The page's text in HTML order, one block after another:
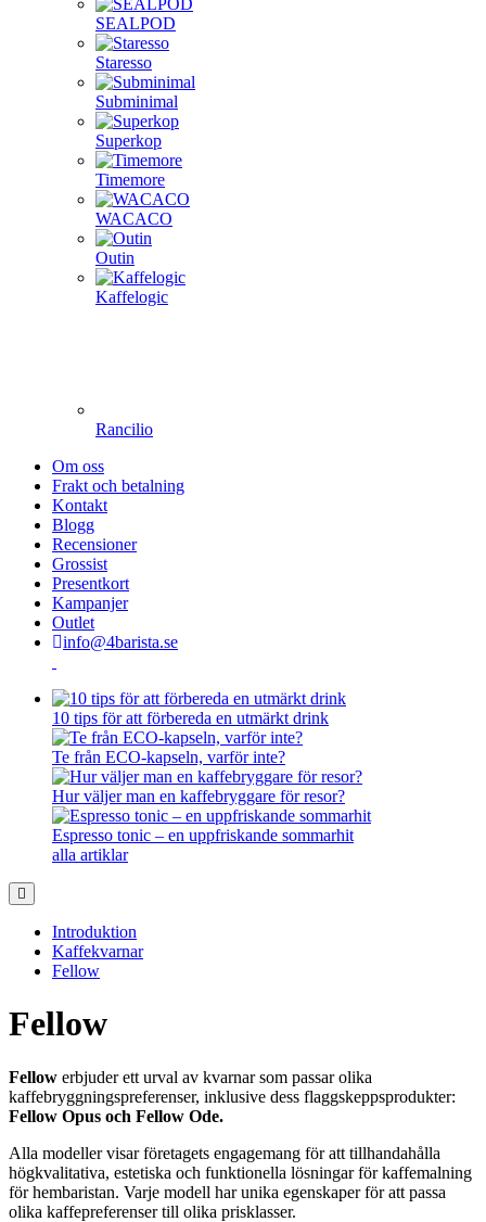
SEALPOD
Staresso
Subminimal
Superkop
Timemore
WACACO
Outin
Kaffelogic
Rancilio
Om oss
Frakt och betalning
Kontakt
Blogg
Recensioner
Grossist
Presentkort
Kampanjer
Outlet
info@4barista.se
10 tips för att förbereda en utmärkt drink
Te från ECO-kapseln, varför inte?
Hur väljer man en kaffebryggare för resor?
Espresso tonic – en uppfriskande sommarhit
alla artiklar
Introduktion
Kaffekvarnar
Fellow
Fellow
Fellow erbjuder ett urval av kvarnar som passar olika
kaffebryggningspreferenser, inklusive dess flaggskeppsprodukter:
Fellow Opus och Fellow Ode.
Alla modeller visar företagets engagemang för att tillhandahålla
högkvalitativa, estetiska och funktionella lösningar för kaffemalning
för hembaristan. Varje modell har unika egenskaper för att passa
olika kaffepreferenser till olika prisklasser.